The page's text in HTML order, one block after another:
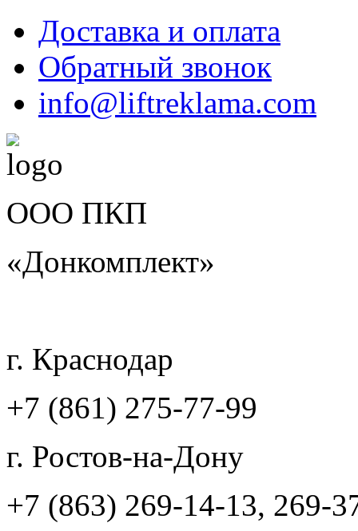
Доставка и оплата
Обратный звонок
info@liftreklama.com
ООО ПКП
«Донкомплект»
г. Краснодар
+7 (861) 275-77-99
г. Ростов-на-Дону
+7 (863) 269-14-13, 269-